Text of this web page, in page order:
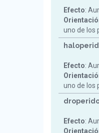
Efecto:
uno de los
Efecto:
uno de los
Efecto: